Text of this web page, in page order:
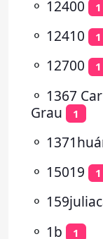
⚬ 12400 1
⚬ 12410 1
⚬ 12700 1
⚬ 1367
Grau
1
⚬
⚬ 15019 1
⚬
⚬ 1b 1